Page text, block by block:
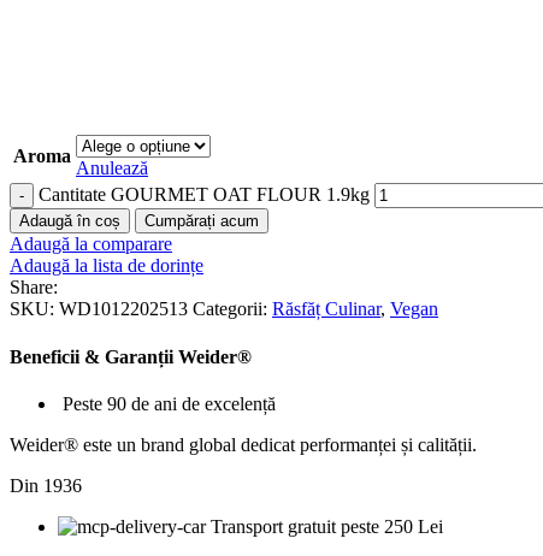
Aroma
Anulează
Cantitate GOURMET OAT FLOUR 1.9kg
Adaugă în coș Cumpărați acum
Adaugă la comparare
Adaugă la lista de dorințe
Share:
SKU: WD1012202513 Categorii: Răsfăț Culinar, Vegan
Beneficii & Garanții Weider®
Peste 90 de ani de excelență
Weider® este un brand global dedicat performanței și calității.
Din 1936
Transport gratuit peste 250 Lei